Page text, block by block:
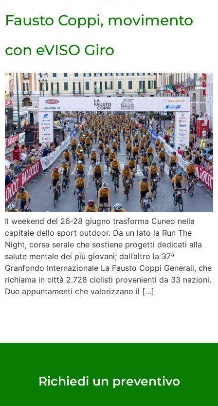
Fausto Coppi, movimento
con eVISO Giro
Il weekend del 26-28 giugno trasforma Cuneo nella
capitale dello sport outdoor. Da un lato la Run The
Night, corsa serale che sostiene progetti dedicati alla
salute mentale dei più giovani; dall’altro la 37ª
Granfondo Internazionale La Fausto Coppi Generali, che
richiama in città 2.728 ciclisti provenienti da 33 nazioni.
Due appuntamenti che valorizzano il […]
Richiedi un preventivo